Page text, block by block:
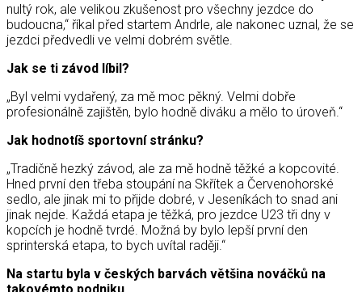
nultý rok, ale velikou zkušenost pro všechny jezdce do
budoucna,“ říkal před startem Andrle, ale nakonec uznal, že se
jezdci předvedli ve velmi dobrém světle.
Jak se ti závod líbil?
„Byl velmi vydařený, za mě moc pěkný. Velmi dobře
profesionálně zajištěn, bylo hodně diváku a mělo to úroveň.“
Jak hodnotíš sportovní stránku?
„Tradičně hezký závod, ale za mě hodně těžké a kopcovité.
Hned první den třeba stoupání na Skřítek a Červenohorské
sedlo, ale jinak mi to přijde dobré, v Jeseníkách to snad ani
jinak nejde. Každá etapa je těžká, pro jezdce U23 tři dny v
kopcích je hodně tvrdé. Možná by bylo lepší první den
sprinterská etapa, to bych uvítal raději.“
Na startu byla v českých barvách většina nováčků na